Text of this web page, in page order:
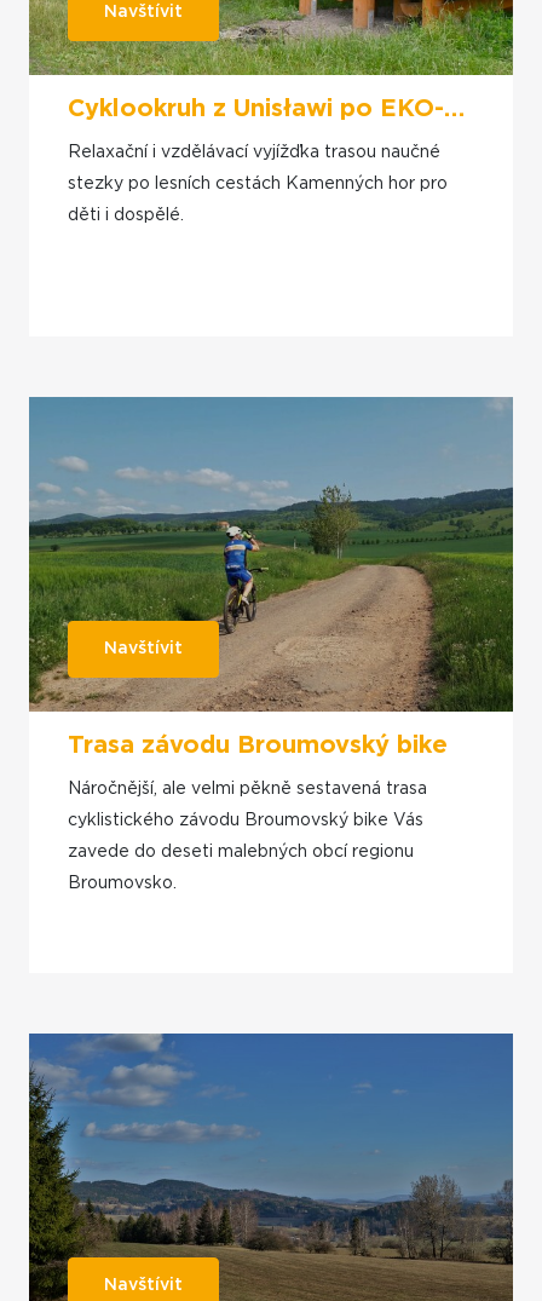
Navštívit
Cyklookruh z Unisławi po EKO-stezce přes Velkou Lesistou
Relaxační i vzdělávací vyjížďka trasou naučné
stezky po lesních cestách Kamenných hor pro
děti i dospělé.
Navštívit
Trasa závodu Broumovský bike
Náročnější, ale velmi pěkně sestavená trasa
cyklistického závodu Broumovský bike Vás
zavede do deseti malebných obcí regionu
Broumovsko.
Navštívit